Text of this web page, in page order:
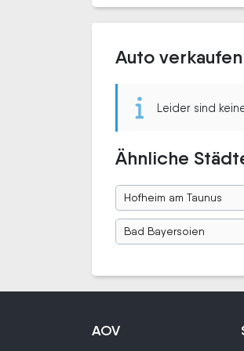
Auto
Leider sind
Ähnliche
Hofheim am Taunus
Bad Bayersoien
AOV